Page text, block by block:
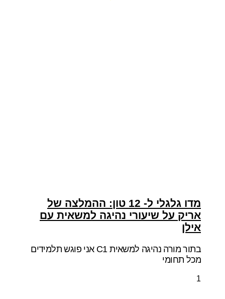
מדו גלגלי ל- 12 טון: ההמלצה של
אריק על שיעורי נהיגה למשאית עם
אילן
בתור מורה נהיגה למשאית C1 אני פוגש תלמידים
מכל תחומי